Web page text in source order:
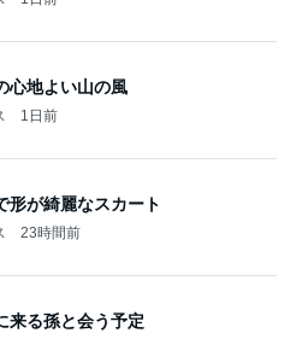
心地よい山の風
1日前
形が綺麗なスカート
23時間前
来る孫と会う予定